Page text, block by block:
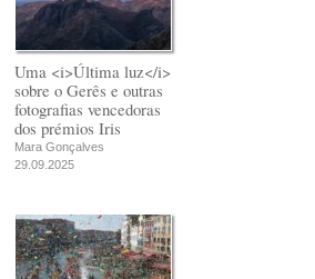
Uma <i>Última luz</i>
sobre o Gerês e outras
fotografias vencedoras
dos prémios Iris
Mara Gonçalves
29.09.2025
Rui Barbosa Batista